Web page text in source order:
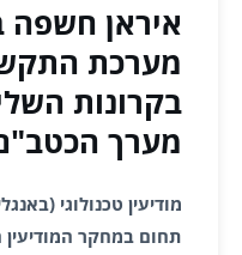
איראן
מערכת
בקרונות
מערך
תחום במחקר המודיעין